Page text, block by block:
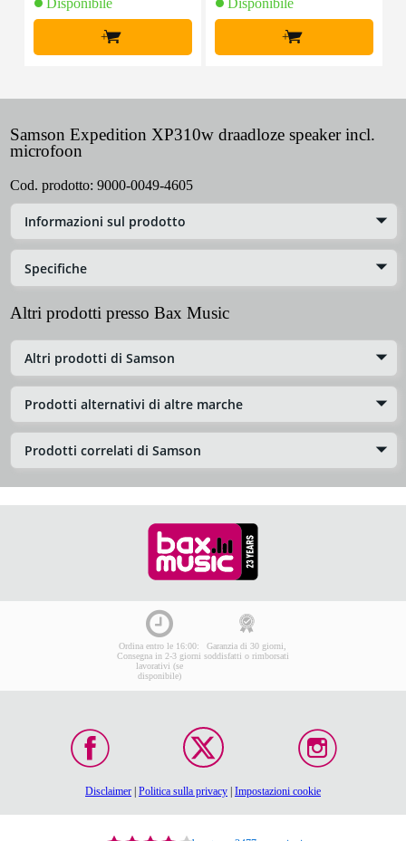
Disponibile
+
Disponibile
+
Samson Expedition XP310w draadloze speaker incl.
microfoon
Cod. prodotto: 9000-0049-4605
Informazioni sul prodotto
Specifiche
Altri prodotti presso Bax Music
Altri prodotti di Samson
Prodotti alternativi di altre marche
Prodotti correlati di Samson
Ordina entro le 16:00:
Consegna in 2-3 giorni
lavorativi (se
disponibile)
Garanzia di 30 giorni,
soddisfatti o rimborsati
Disclaimer Politica sulla privacy Impostazioni cookie